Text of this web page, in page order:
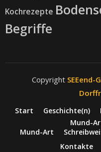
Kochrezepte
Begriffe
Copyright SEEend-
Start Geschichte(n)
Mund-
Mund-Art
Kontakte